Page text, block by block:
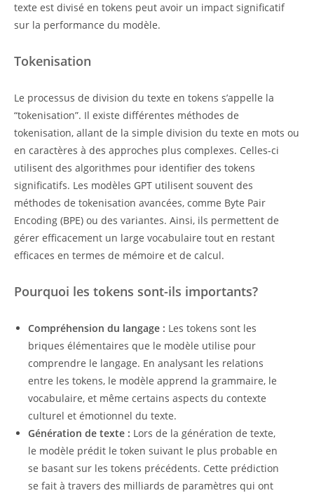
texte est divisé en tokens peut avoir un impact significatif
sur la performance du modèle.
Tokenisation
Le processus de division du texte en tokens s’appelle la
“tokenisation”. Il existe différentes méthodes de
tokenisation, allant de la simple division du texte en mots ou
en caractères à des approches plus complexes. Celles-ci
utilisent des algorithmes pour identifier des tokens
significatifs. Les modèles GPT utilisent souvent des
méthodes de tokenisation avancées, comme Byte Pair
Encoding (BPE) ou des variantes. Ainsi, ils permettent de
gérer efficacement un large vocabulaire tout en restant
efficaces en termes de mémoire et de calcul.
Pourquoi les tokens sont-ils importants?
Compréhension du langage : Les tokens sont les
briques élémentaires que le modèle utilise pour
comprendre le langage. En analysant les relations
entre les tokens, le modèle apprend la grammaire, le
vocabulaire, et même certains aspects du contexte
culturel et émotionnel du texte.
Génération de texte : Lors de la génération de texte,
le modèle prédit le token suivant le plus probable en
se basant sur les tokens précédents. Cette prédiction
se fait à travers des milliards de paramètres qui ont